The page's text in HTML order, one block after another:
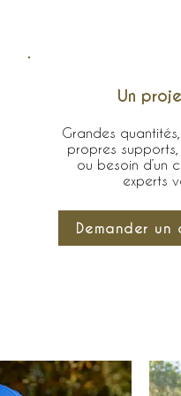
Un
Grandes
propres supports,
ou besoin d’un
experts
Demander un